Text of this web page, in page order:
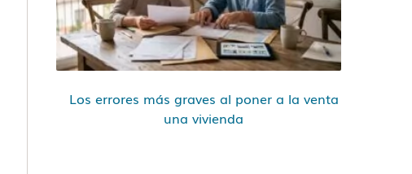
Los errores más graves al poner a la venta
una vivienda